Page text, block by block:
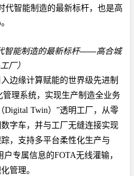
代智能制造的最新标杆，也是高
智能制造的最新标杆——高合城
厂）
边缘计算赋能的世界级先进制
管理系统，实现生产制造全业务
Digital Twin） ”透明工厂，从零
字车，并与工厂无缝连接实现
，支持多平台柔性化生产与
户专属信息的FOTA无线灌输，
管理。